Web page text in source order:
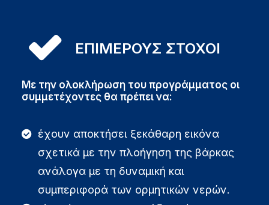
ΕΠΙΜΕΡΟΥΣ ΣΤΟΧΟΙ
Με την ολοκλήρωση του προγράμματος οι
συμμετέχοντες θα πρέπει να:
έχουν αποκτήσει ξεκάθαρη εικόνα
σχετικά με την πλοήγηση της βάρκας
ανάλογα με τη δυναμική και
συμπεριφορά των ορμητικών νερών.